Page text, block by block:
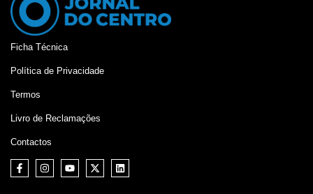
Ficha Técnica
Política de Privacidade
Termos
Livro de Reclamações
Contactos